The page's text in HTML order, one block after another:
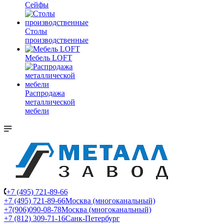
Сейфы
Столы
производственные
Мебель LOFT
Распродажа
металлической
мебели
+7 (495) 721-89-66
+7 (495) 721-89-66Москва (многоканальный)
+7(906)090-08-78Москва (многоканальный)
+7 (812) 309-71-16Санк-Петербург